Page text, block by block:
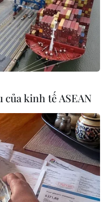
#An ninh
#Thời sự hôm nay
#Truy nã
#Công an Mỹ
kinh tế ASEAN